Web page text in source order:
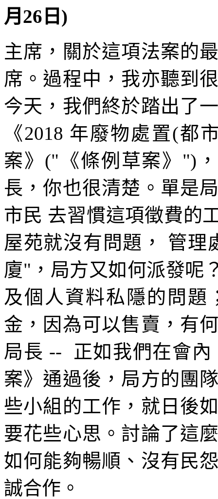
月26日)
主席，關於這項法案的
席。過程中，我亦聽到
今天，我們終於踏出了
《2018 年廢物處置(都
案》("《條例草案》")
長，你也很清楚。單是
市民 去習慣這項徵費的
屋苑就沒有問題， 管理
廈"，局方又如何派發呢
及個人資料私隱的問題
金，因為可以售賣，有
局長 -- 正如我們在會內
案》通過後，局方的團
些小組的工作，就日後
要花些心思。討論了這
如何能夠暢順、沒有民
誠合作。